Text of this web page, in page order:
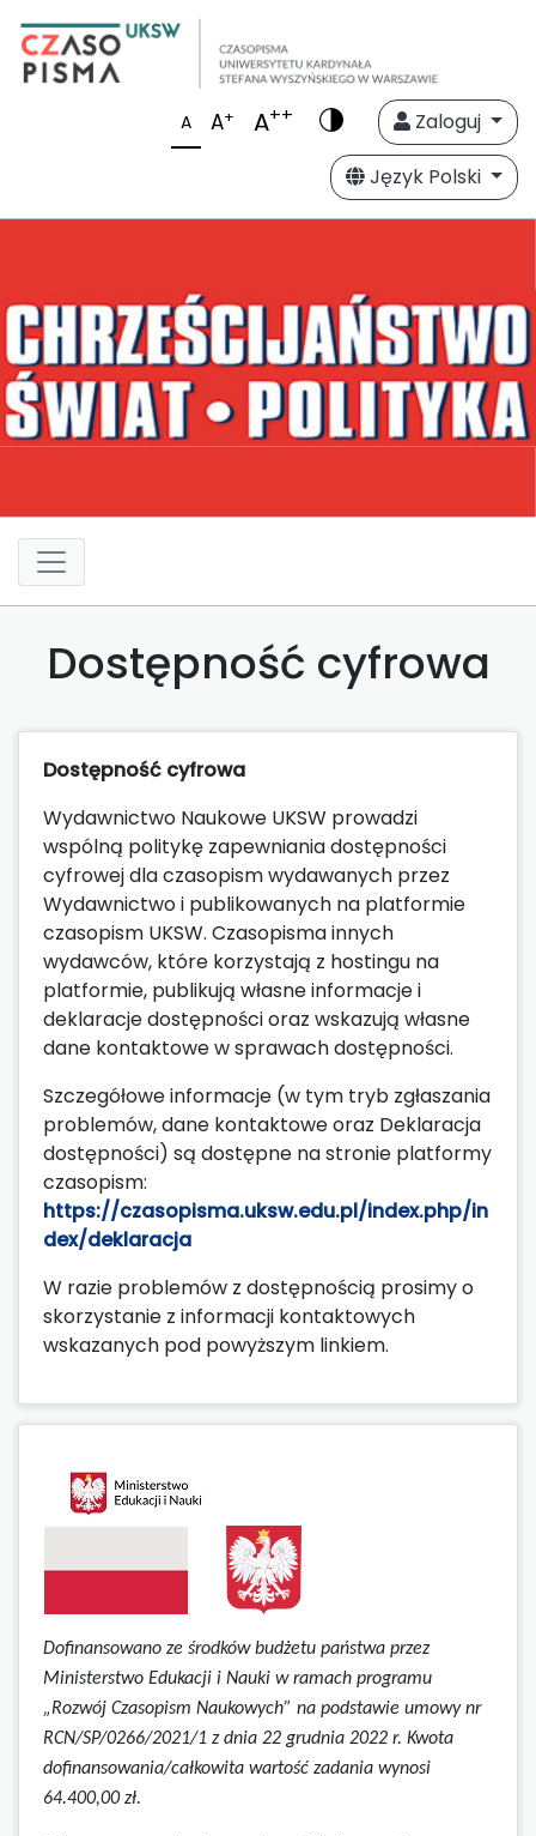
A A+ A++
Zaloguj
Język Polski
Dostępność cyfrowa
Dostępność cyfrowa
Wydawnictwo Naukowe UKSW prowadzi
wspólną politykę zapewniania dostępności
cyfrowej dla czasopism wydawanych przez
Wydawnictwo i publikowanych na platformie
czasopism UKSW. Czasopisma innych
wydawców, które korzystają z hostingu na
platformie, publikują własne informacje i
deklaracje dostępności oraz wskazują własne
dane kontaktowe w sprawach dostępności.
Szczegółowe informacje (w tym tryb zgłaszania
problemów, dane kontaktowe oraz Deklaracja
dostępności) są dostępne na stronie platformy
czasopism:
https://czasopisma.uksw.edu.pl/index.php/in
dex/deklaracja
W razie problemów z dostępnością prosimy o
skorzystanie z informacji kontaktowych
wskazanych pod powyższym linkiem.
Dofinansowano ze środków budżetu państwa przez
Ministerstwo Edukacji i Nauki w ramach programu
„Rozwój Czasopism Naukowych” na podstawie umowynr
RCN/SP/0266/2021/1 z dnia 22 grudnia 2022 r. Kwota
dofinansowania/całkowita wartość zadania wynosi
64.400,00 zł.